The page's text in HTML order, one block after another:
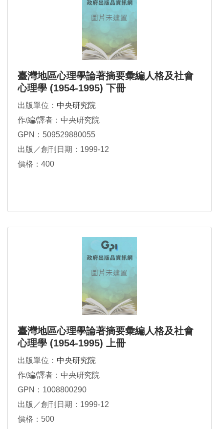
臺灣地區心理學論著摘要彙編人格及社會
心理學 (1954-1995) 下冊
出版單位： 中央研究院
作/編/譯者：中央研究院
GPN：509529880055
出版／創刊日期：1999-12
價格：400
臺灣地區心理學論著摘要彙編人格及社會
心理學 (1954-1995) 上冊
出版單位： 中央研究院
作/編/譯者：中央研究院
GPN：1008800290
出版／創刊日期：1999-12
價格：500